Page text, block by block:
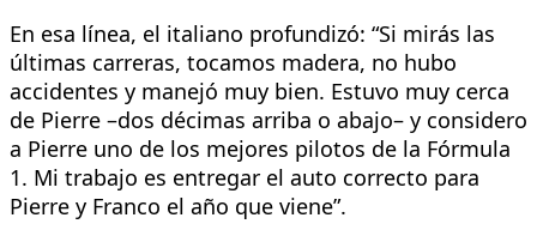
En esa línea, el italiano profundizó: “Si mirás las
últimas carreras, tocamos madera, no hubo
accidentes y manejó muy bien. Estuvo muy cerca
de Pierre –dos décimas arriba o abajo– y considero
a Pierre uno de los mejores pilotos de la Fórmula
1. Mi trabajo es entregar el auto correcto para
Pierre y Franco el año que viene”.